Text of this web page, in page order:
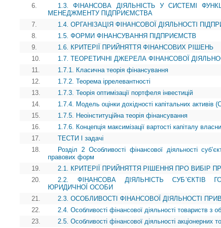
6.
1.3. ФІНАНСОВА ДІЯЛЬНІСТЬ У СИСТЕМІ
МЕНЕДЖМЕНТУ ПІДПРИЄМСТВА
7.
1.4. ОРГАНІЗАЦІЯ ФІНАНСОВОЇ ДІЯЛЬНОСТІ
8.
1.5. ФОРМИ ФІНАНСУВАННЯ ПІДПРИЄМСТВ
9.
1.6. КРИТЕРІЇ ПРИЙНЯТТЯ ФІНАНСОВИХ РІШЕНЬ
10.
1.7. ТЕОРЕТИЧНІ ДЖЕРЕЛА ФІНАНСОВОЇ
11.
1.7.1. Класична теорія фінансування
12.
1.7.2. Теорема іррелевантності
13.
1.7.3. Теорія оптимізації портфеля інвестицій
14.
1.7.4. Модель оцінки дохідності капітальних активів
15.
1.7.5. Неоінституційна теорія фінансування
16.
1.7.6. Концепція максимізації вартості капіталу
17.
ТЕСТИ І задачі
18.
Розділ 2 Особливості фінансової діяльності
правових форм
19.
2.1. КРИТЕРІЇ ПРИЙНЯТТЯ РІШЕННЯ ПРО ВИБІР
20.
2.2. ФІНАНСОВА ДІЯЛЬНІСТЬ СУБ’ЄКТІВ
ЮРИДИЧНОЇ ОСОБИ
21.
2.3. ОСОБЛИВОСТІ ФІНАНСОВОЇ ДІЯЛЬНОСТІ
22.
2.4. Особливості фінансової діяльності товариств з
23.
2.5. Особливості фінансової діяльності акціонерних